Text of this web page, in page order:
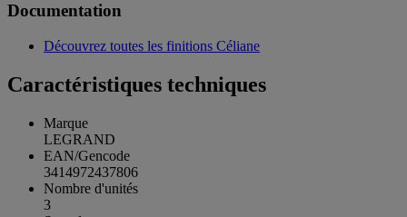
Documentation
Découvrez toutes les finitions Céliane
Caractéristiques techniques
Marque
LEGRAND
EAN/Gencode
3414972437806
Nombre d'unités
3